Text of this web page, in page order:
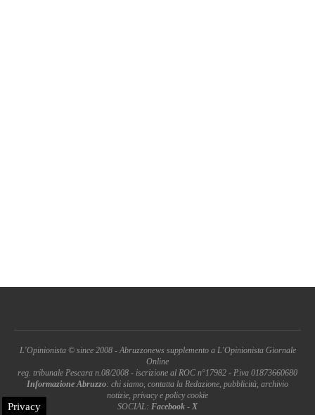
L'Opinionista © since 2008 - Abruzzonews supplemento a L'Opinionista Giornale
Online
reg. tribunale Pescara n.08/2008 - iscrizione al ROC n°17982 - P.iva 01873660680
Informazione Abruzzo: chi siamo, contatta la Redazione, pubblicità, archivio
notizie, privacy e policy cookie
SOCIAL: Facebook - X
Privacy